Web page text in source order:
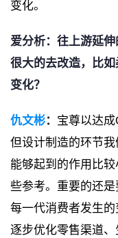
变化。
爱分析：往上游延
很大的去改造，比
变化？
仇文彬： 宝尊以达成
但设计制造的环节我
能够起到的作用比
些参考。重要的还是
每一代消费者发生
逐步优化零售渠道、